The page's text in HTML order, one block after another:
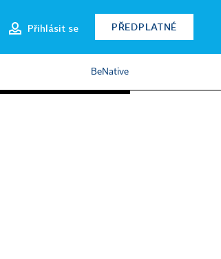
Přihlásit se PŘEDPLATNÉ
BeNative